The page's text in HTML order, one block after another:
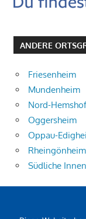
ANDERE
Friesenheim
Mundenheim
Nord-
Oggersheim
Oppau-
Rheingönheim
Südliche